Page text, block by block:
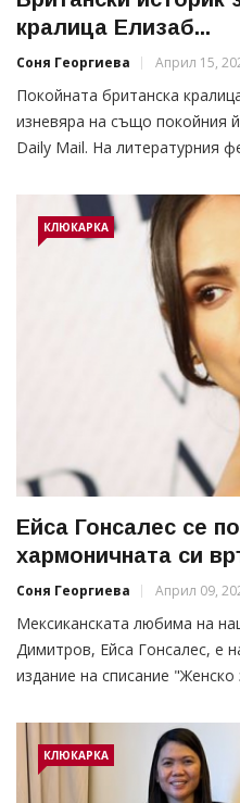
кралица Елизаб...
Соня Георгиева Април 15,
Покойната британска
изневяра на също покойния
Daily Mail. На литературния
КЛЮКАРКА
Ейса Гонсалес се
хармоничната си
Соня Георгиева Април 09,
Мексиканската любима на
Димитров, Ейса Гонсалес, е
издание на списание "Женско
КЛЮКАРКА